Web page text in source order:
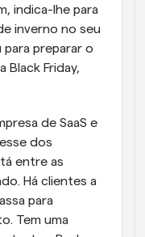
indica-lhe para
inverno no seu
preparar o
Black Friday,
de SaaS e
dos
entre as
Há clientes a
para